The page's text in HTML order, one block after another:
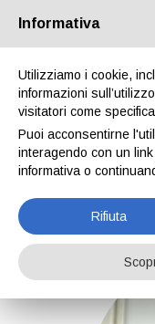
TUTTI GLI ANNUNCI
Informativa
Utilizziamo i cookie,
informazioni
visitatori come
Puoi acconsentirne
interagendo con un
informativa o
Rifiuta